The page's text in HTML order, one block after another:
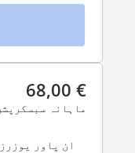
68,00 €
ماہانہ
ان پاور